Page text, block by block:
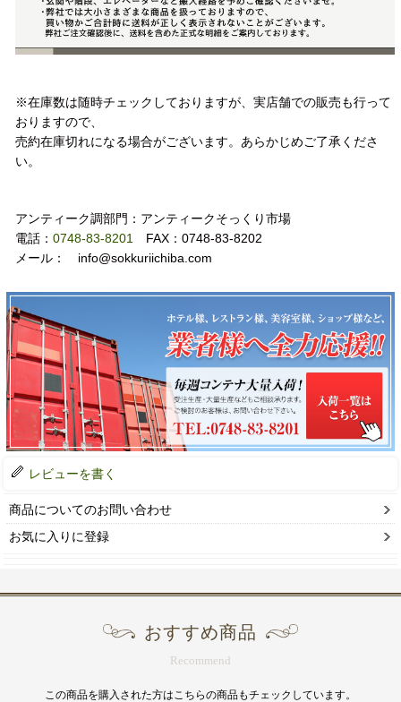
※在庫数は随時チェックしておりますが、実店舗での販売も行って
おりますので、
売約在庫切れになる場合がございます。あらかじめご了承くださ
い。
アンティーク調部門：アンティークそっくり市場
電話： 0748-83-8201 FAX：0748-83-8202
メール： info@sokkuriichiba.com
レビューを書く
商品についてのお問い合わせ
お気に入りに登録
おすすめ商品
Recommend
この商品を購入された方はこちらの商品もチェックしています。